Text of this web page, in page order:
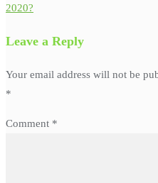
2020?
Leave a Reply
Your email address will not be
*
Comment *